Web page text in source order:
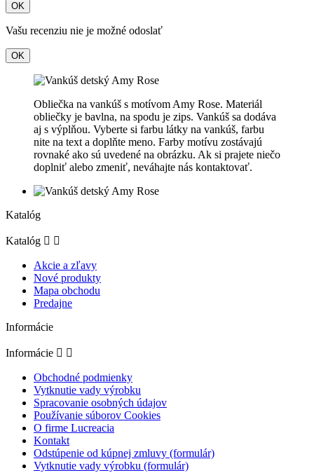
OK
Vašu recenziu nie je možné odoslať
OK
Obliečka na vankúš s motívom Amy Rose. Materiál
obliečky je bavlna, na spodu je zips. Vankúš sa dodáva
aj s výplňou. Vyberte si farbu látky na vankúš, farbu
nite na text a doplňte meno. Farby motívu zostávajú
rovnaké ako sú uvedené na obrázku. Ak si prajete niečo
doplniť alebo zmeniť, neváhajte nás kontaktovať.
Katalóg
Katalóg  
Akcie a zľavy
Nové produkty
Mapa obchodu
Predajne
Informácie
Informácie  
Obchodné podmienky
Vytknutie vady výrobku
Spracovanie osobných údajov
Používanie súborov Cookies
O firme Lucreacia
Kontakt
Odstúpenie od kúpnej zmluvy (formulár)
Vytknutie vady výrobku (formulár)